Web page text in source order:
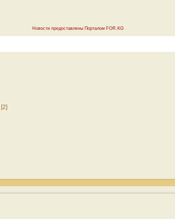
Новости предоставлены Порталом FOR.KG
[2]